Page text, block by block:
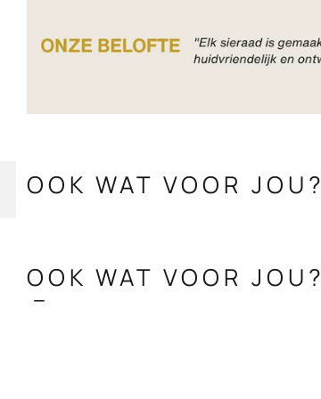
OOK WAT VOOR JOU?
OOK WAT VOOR JOU?